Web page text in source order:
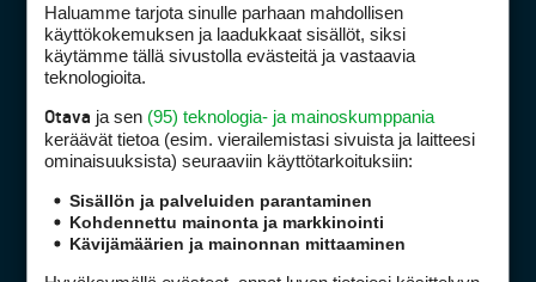
Golfpiste mediakortti
Tietoa verkon kävijöistä
Golfpisteen yhteystiedot
Haluamme tarjota sinulle parhaan mahdollisen
käyttökokemuksen ja laadukkaat sisällöt, siksi
käytämme tällä sivustolla evästeitä ja vastaavia
teknologioita.
Otava ja sen (95) teknologia- ja mainoskumppania
keräävät tietoa (esim. vierailemis­tasi sivuista ja laitteesi
ominaisuuk­sista) seuraaviin käyttötarkoituksiin:
Sisällön ja palveluiden parantaminen
Kohdennettu mainonta ja markkinointi
Kävijämäärien ja mainonnan mittaaminen